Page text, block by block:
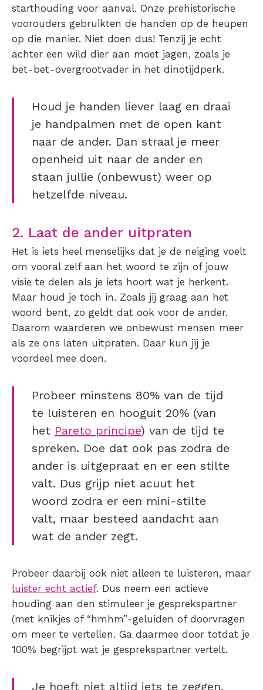
starthouding voor aanval. Onze prehistorische
voorouders gebruikten de handen op de heupen
op die manier. Niet doen dus! Tenzij je echt
achter een wild dier aan moet jagen, zoals je
bet-bet-overgrootvader in het dinotijdperk.
Houd je handen liever laag en draai
je handpalmen met de open kant
naar de ander. Dan straal je meer
openheid uit naar de ander en
staan jullie (onbewust) weer op
hetzelfde niveau.
2. Laat de ander uitpraten
Het is iets heel menselijks dat je de neiging voelt
om vooral zelf aan het woord te zijn of jouw
visie te delen als je iets hoort wat je herkent.
Maar houd je toch in. Zoals jij graag aan het
woord bent, zo geldt dat ook voor de ander.
Daarom waarderen we onbewust mensen meer
als ze ons laten uitpraten. Daar kun jij je
voordeel mee doen.
Probeer minstens 80% van de tijd
te luisteren en hooguit 20% (van
het Pareto principe) van de tijd te
spreken. Doe dat ook pas zodra de
ander is uitgepraat en er een stilte
valt. Dus grijp niet acuut het
woord zodra er een mini-stilte
valt, maar besteed aandacht aan
wat de ander zegt.
Probeer daarbij ook niet alleen te luisteren, maar
luister echt actief. Dus neem een actieve
houding aan den stimuleer je gesprekspartner
(met knikjes of “hmhm”-geluiden of doorvragen
om meer te vertellen. Ga daarmee door totdat je
100% begrijpt wat je gesprekspartner vertelt.
Je hoeft niet altijd iets te zeggen.